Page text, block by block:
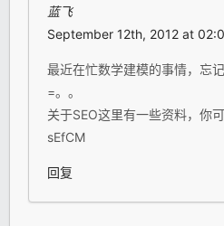
蓝飞
September 12th, 2012 at
最近在忙数学建模的事情，忘
=。。
关于SEO这里有一些资料，
sEfCM
回复